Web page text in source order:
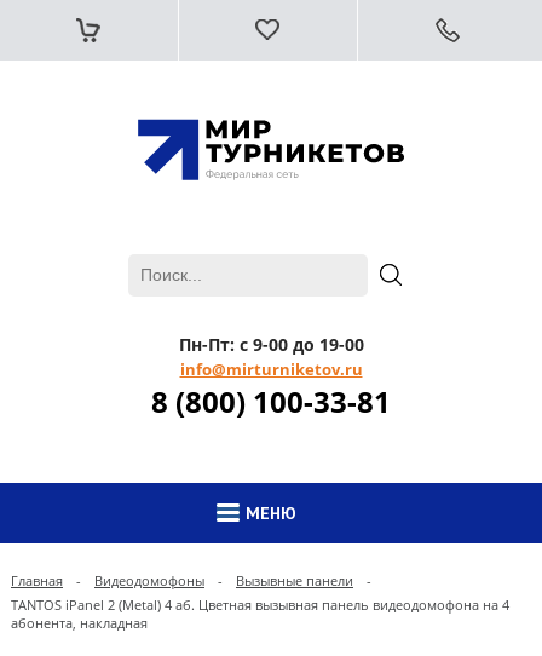
Пн-Пт: с 9-00 до 19-00
info@mirturniketov.ru
8 (800) 100-33-81
МЕНЮ
Главная - Видеодомофоны - Вызывные панели
-
TANTOS iPanel 2 (Metal) 4 аб. Цветная вызывная панель видеодомофона на 4
абонента, накладная